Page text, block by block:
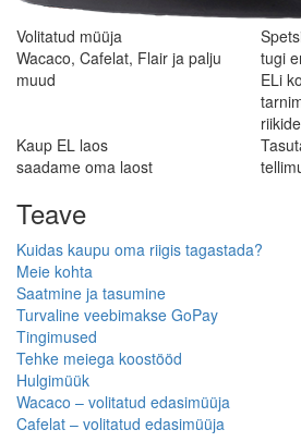
Volitatud müüja
Wacaco, Cafelat, Flair ja palju
muud
tugi
ELi
Kaup EL laos
saadame oma laost
Teave
Kuidas kaupu oma riigis tagastada?
Meie kohta
Saatmine ja tasumine
Turvaline veebimakse GoPay
Tingimused
Tehke meiega koostööd
Hulgimüük
Wacaco – volitatud edasimüüja
Cafelat – volitatud edasimüüja